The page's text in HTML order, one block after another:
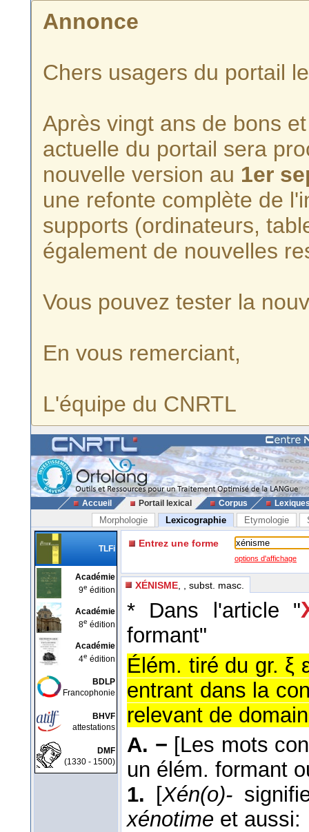
Annonce
Chers usagers du portail
Après vingt ans de bons
actuelle du portail sera
nouvelle version au 1er
une refonte complète de
supports (ordinateurs,
également de nouvelles
Vous pouvez tester la
En vous remerciant,
L'équipe du CNRTL
Accueil Portail lexical Corpus
Morphologie Lexicographie Etymologie
TLFi
Académie
9e édition
Académie
8e édition
Académie
4e édition
BDLP
Francophonie
BHVF
attestations
DMF
(1330 - 1500)
Entrez une forme
options d'affichage
XÉNISME , , subst. masc.
* Dans l'article "
formant"
Élém. tiré du gr. ξ
entrant dans la
relevant de
A. − [Les mots
un élém. formant
1. [Xén(o)-
xénotime et aussi: